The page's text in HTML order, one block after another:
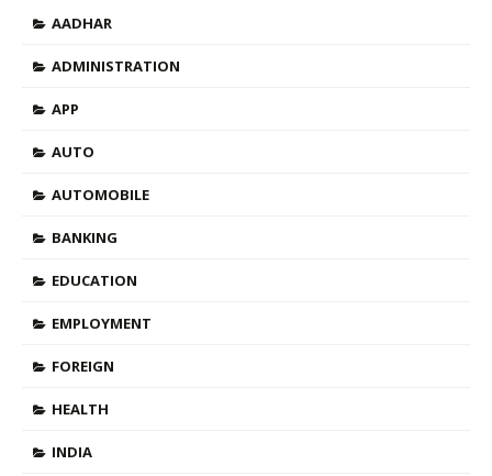
AADHAR
ADMINISTRATION
APP
AUTO
AUTOMOBILE
BANKING
EDUCATION
EMPLOYMENT
FOREIGN
HEALTH
INDIA